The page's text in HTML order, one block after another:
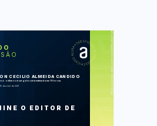
CECILIO ALMEIDA CANDIDO
online com carga horária estimada em 10 horas.
de abril de 2021
O EDITOR DE
https://cursos.alura.com.br/certificate/3bef6c8c-a89b-4616-bc60-12e612b28783
LAS
Organizando a Planilha e Digitando
Dados
Cálculos Básicos